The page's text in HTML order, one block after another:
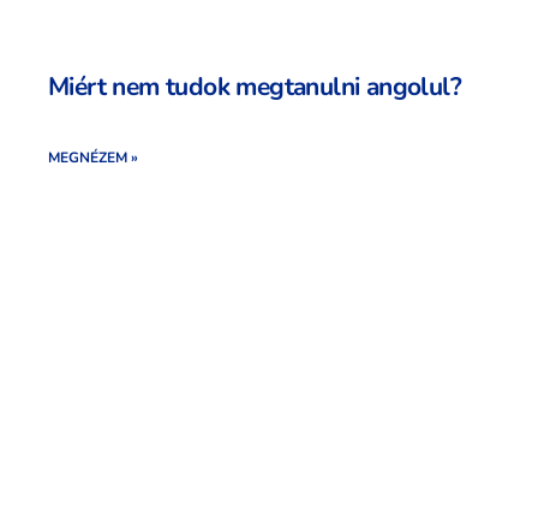
Miért nem tudok megtanulni angolul?
MEGNÉZEM »